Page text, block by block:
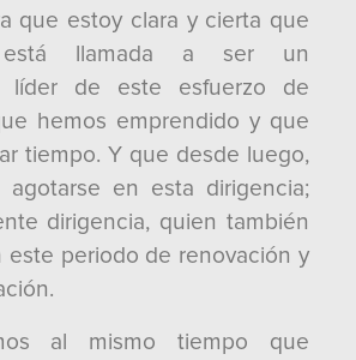
que estoy clara y cierta que
llamada a ser un
líder de este esfuerzo de
hemos emprendido y que
tiempo. Y que desde luego,
en esta dirigencia;
dirigencia, quien también
este periodo de renovación y
al mismo tiempo que